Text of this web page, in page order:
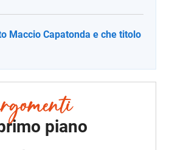
Maccio Capatonda e che titolo
piano